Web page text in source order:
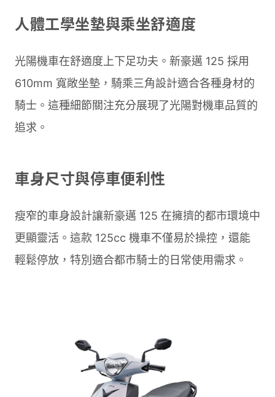
人體工學坐墊與乘坐舒適度
光陽機車在舒適度上下足功夫。新豪邁 125 採用
610mm 寬敞坐墊，騎乘三角設計適合各種身材的
騎士。這種細節關注充分展現了光陽對機車品質的
追求。
車身尺寸與停車便利性
瘦窄的車身設計讓新豪邁 125 在擁擠的都市環境中
更顯靈活。這款 125cc 機車不僅易於操控，還能
輕鬆停放，特別適合都市騎士的日常使用需求。